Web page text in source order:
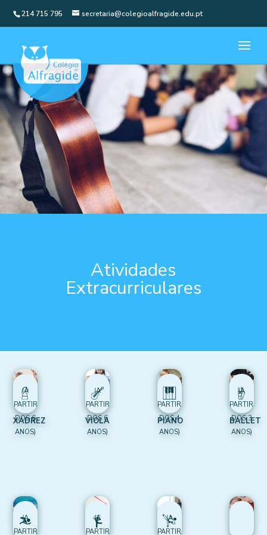
214 715 795 secretaria@colegioalfragide.edu.pt
Atividades
Extracurriculares
XADREZ
(A
PARTIR
DOS 6
ANOS)
VIOLA
(A
PARTIR
DOS 6
ANOS)
PIANO
(A
PARTIR
DOS 4
ANOS)
BALLET
(A
PARTIR
DOS 3
ANOS)
(A
PARTIR
(A
PARTIR
(A
PARTIR